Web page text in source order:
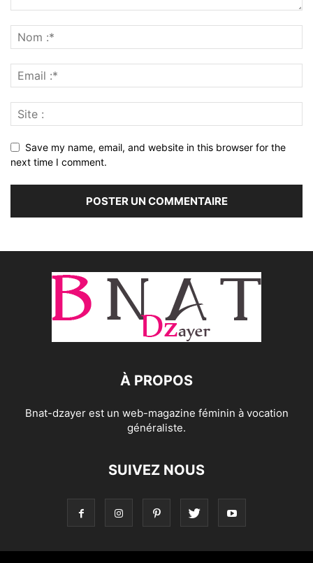
Save my name, email, and website in this browser for the
next time I comment.
À PROPOS
Bnat-dzayer est un web-magazine féminin à vocation
généraliste.
SUIVEZ NOUS